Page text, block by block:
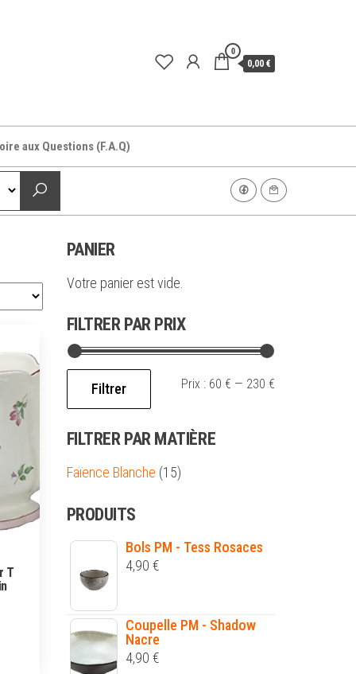
0
0,00 €
aux Questions (F.A.Q)
T
PANIER
Votre panier est vide.
FILTRER PAR PRIX
Filtrer Prix : 60 € — 230 €
FILTRER PAR MATIÈRE
Faïence Blanche (15)
PRODUITS
Bols PM - Tess Rosaces
4,90 €
Coupelle PM - Shadow
Nacre
4,90 €